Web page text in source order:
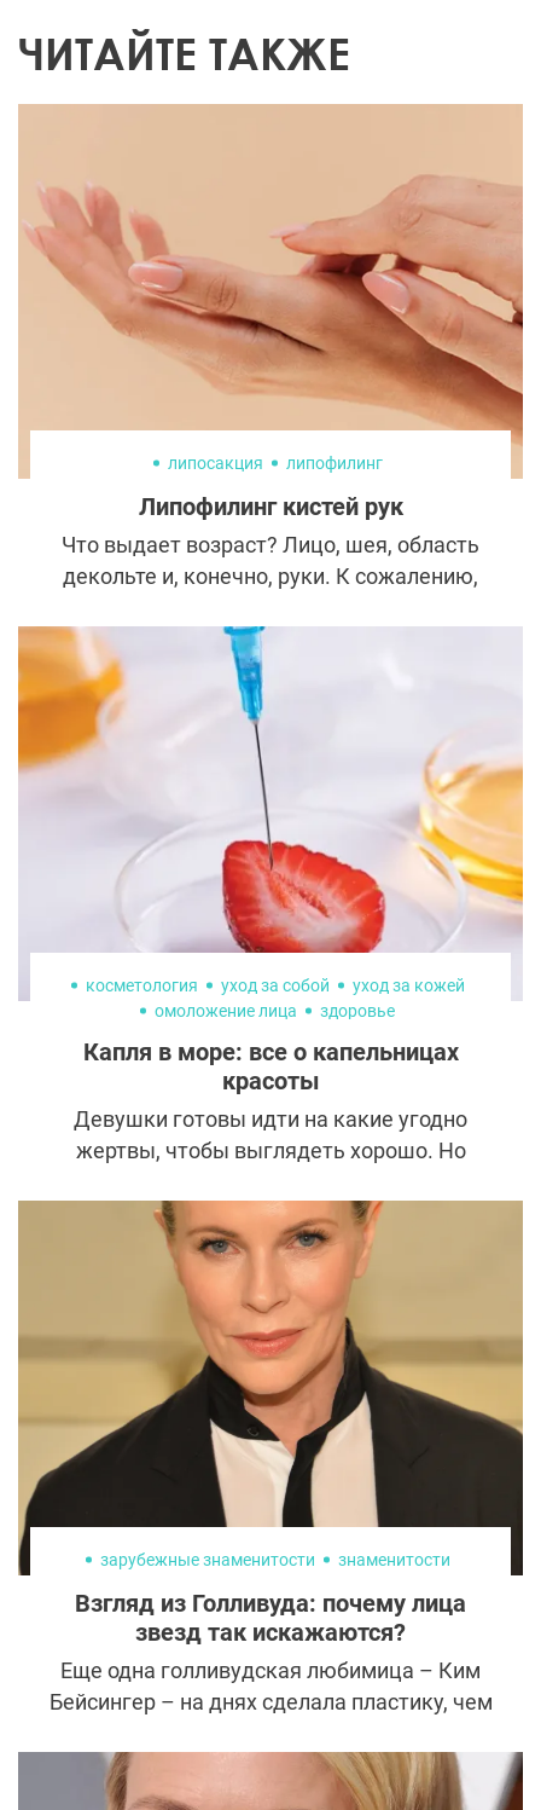
ЧИТАЙТЕ ТАКЖЕ
липосакция липофилинг
Липофилинг кистей рук
Что выдает возраст? Лицо, шея, область
декольте и, конечно, руки. К сожалению,
молодость. Но у пластических хирургов
есть действенный способ — липофилинг
кистей.
косметология уход за собой
уход за кожей
омоложение лица
здоровье
Капля в море: все о капельницах
красоты
Девушки готовы идти на какие угодно
жертвы, чтобы выглядеть хорошо. Но
процедуры не дадут эффекта, если в
организме чего-то не хватает.
Высказывание, что красота — не снаружи,
а внутри, приобрело новое значение.
Выясняем, зачем нужны бьюти-
капельницы и почему они вошли в моду.
зарубежные знаменитости знаменитости
Взгляд из Голливуда: почему лица
звезд так искажаются?
Еще одна голливудская любимица – Ким
Бейсингер – на днях сделала пластику, чем
лицо 61-летней актрисы изменилось до
неузнаваемости, и виной тому